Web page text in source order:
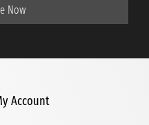
Now
Account